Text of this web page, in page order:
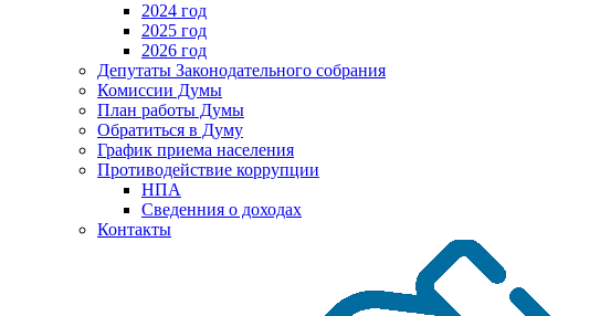
2024 год
2025 год
2026 год
Депутаты Законодательного собрания
Комиссии Думы
План работы Думы
Обратиться в Думу
График приема населения
Противодействие коррупции
НПА
Сведенния о доходах
Контакты